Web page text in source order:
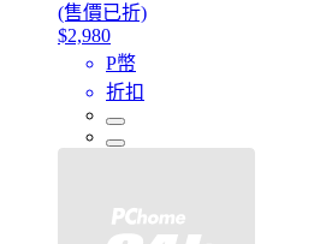
(售價已折)
$2,980
P幣
折扣